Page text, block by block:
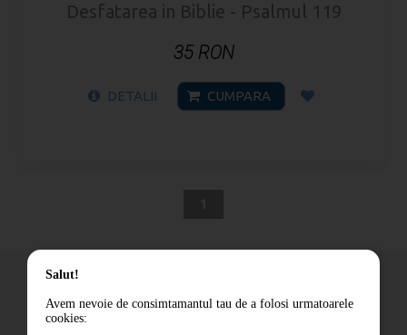
Desfatarea in Biblie - Psalmul 119
35 RON
DETALII CUMPARA
Cum comand
Salut!
Avem nevoie de consimtamantul tau de a folosi urmatoarele
cookies: